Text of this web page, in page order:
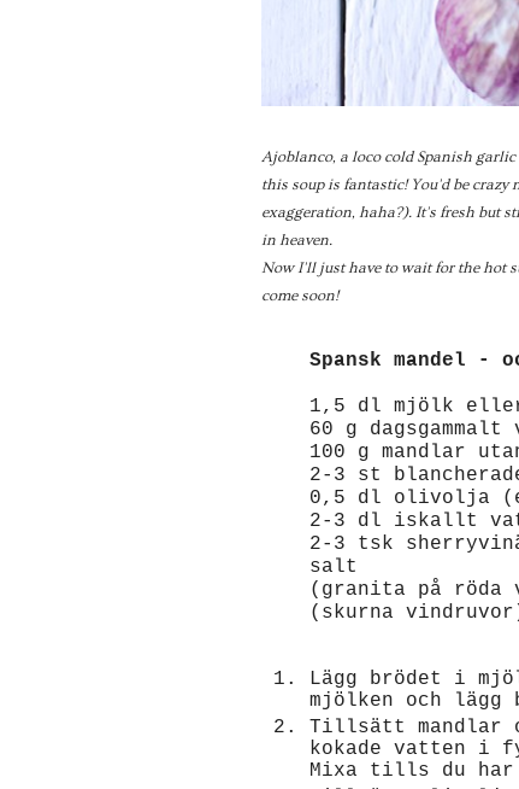
Ajoblanco, a loco cold Spanish
this soup is fantastic! You'd be crazy
exaggeration, haha?). It's fresh but
in heaven.
Now I'll just have to wait for the hot
come soon!
Spansk mandel
1,5 dl mjölk
60 g
100 g mandlar
2-3 st
0,5 dl olivolja
2-3 dl iskallt
2-3 tsk
salt
(granita på röda
(skurna
Lägg brödet i
mjölken och lägg
Tillsätt mandlar
kokade vatten i
Mixa tills du